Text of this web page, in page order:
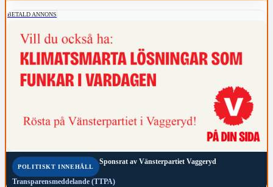
BETALD ANNONS
POLITISKT INNEHÅLL
Sponsrat av Vänsterpartiet Vaggeryd
Transparensmeddelande (TTPA)